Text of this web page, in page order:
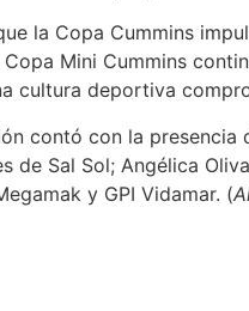
la Copa Cummins
Mini Cummins
cultura deportiva
contó con la
de Sal Sol; Angélica
y GPI Vidamar. (